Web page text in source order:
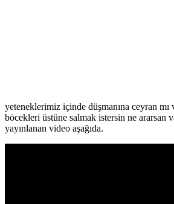
yeteneklerimiz içinde düşmanına ceyran mı
böcekleri üstüne salmak istersin ne ararsan
yayınlanan video aşağıda.